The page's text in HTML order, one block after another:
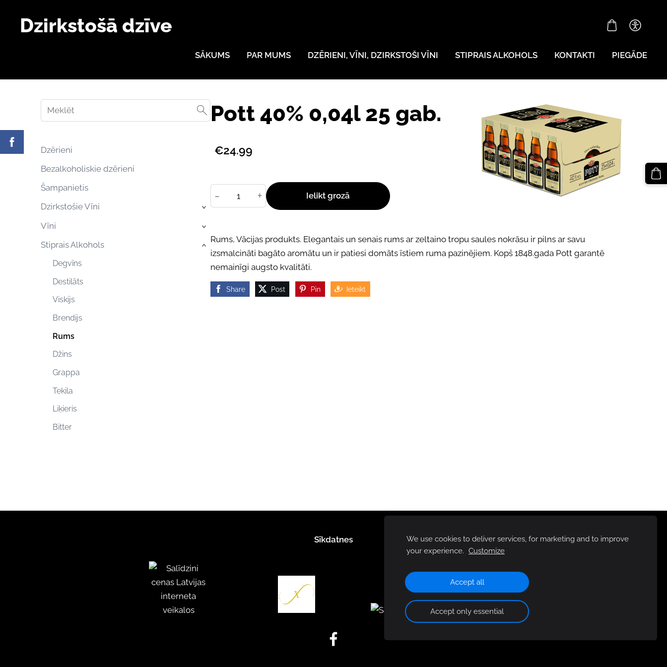
Dzirkstošā dzīve
SĀKUMS PAR MUMS DZĒRIENI, VĪNI, DZIRKSTOŠI VĪNI STIPRAIS ALKOHOLS KONTAKTI PIEGĀDE
Dzērieni
Bezalkoholiskie dzērieni
Šampanietis
Dzirkstošie Vīni
›
Vīni ›
Stiprais Alkohols
Degvīns
Destilāts
Viskijs
Brendijs
Rums
Džins
Grappa
Tekila
Liķieris
Bitter
›
Pott 40% 0,04l 25 gab.
€24.99
- + Ielikt grozā
Rums, Vācijas produkts. Elegantais un senais rums ar zeltaino tropu saules nokrāsu ir pilns ar savu
izsmalcināti bagāto aromātu un ir patiesi domāts īstiem ruma pazinējiem. Kopš 1848.gada Pott garantē
nemainīgi augsto kvalitāti.
Share Post Pin Ieteikt
Sīkdatnes
We use cookies to deliver services, for marketing and to improve
your experience. Customize
Accept all
Accept only essential